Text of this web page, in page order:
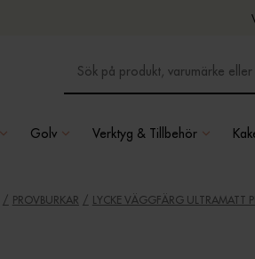
Golv Verktyg & Tillbehör
PROVBURKAR LYCKE VÄGGFÄRG ULTRAMATT